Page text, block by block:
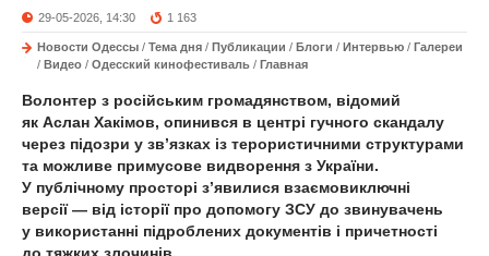
29-05-2026, 14:30 1 163
Новости Одессы / Тема дня / Публикации / Блоги / Интервью / Галереи
/ Видео / Одесский кинофестиваль / Главная
Волонтер з російським громадянством, відомий
як Аслан Хакімов, опинився в центрі гучного скандалу
через підозри у зв’язках із терористичними структурами
та можливе примусове видворення з України.
У публічному просторі з’явилися взаємовиключні
версії — від історії про допомогу ЗСУ до звинувачень
у використанні підроблених документів і причетності